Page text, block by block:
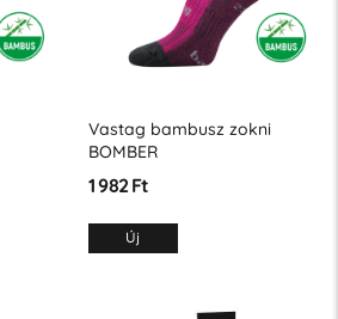
Vastag bambusz zokni
BOMBER
1 982 Ft
Új